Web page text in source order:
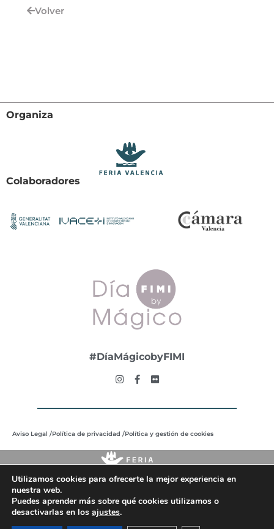
Volver
Organiza
Colaboradores
#DíaMágicobyFIMI
Aviso Legal /Política de privacidad /Política y gestión de cookies
Utilizamos cookies para ofrecerte la mejor experiencia en
nuestra web.
Puedes aprender más sobre qué cookies utilizamos o
desactivarlas en los ajustes.